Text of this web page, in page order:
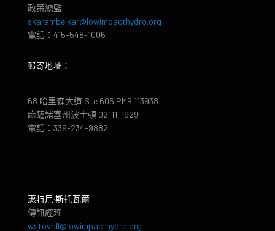
政策總監
skarambelkar@lowimpacthydro.org
電話：415-548-1006
郵寄地址：
68 哈里森大道 Ste 605 PMB 113938
麻薩諸塞州波士頓 02111-1929
電話：339-234-9882
惠特尼·斯托瓦爾
傳訊經理
wstovall@lowimpacthydro.org